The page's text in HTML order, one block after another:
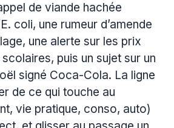
de viande hachée
coli, une rumeur d’amende
une alerte sur les prix
puis un sujet sur un
signé Coca-Cola. La ligne
de ce qui touche au
vie pratique, conso, auto)